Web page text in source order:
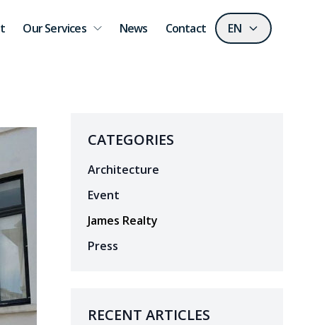
Our Services News Contact EN
CATEGORIES
Architecture
Event
James Realty
Press
RECENT ARTICLES